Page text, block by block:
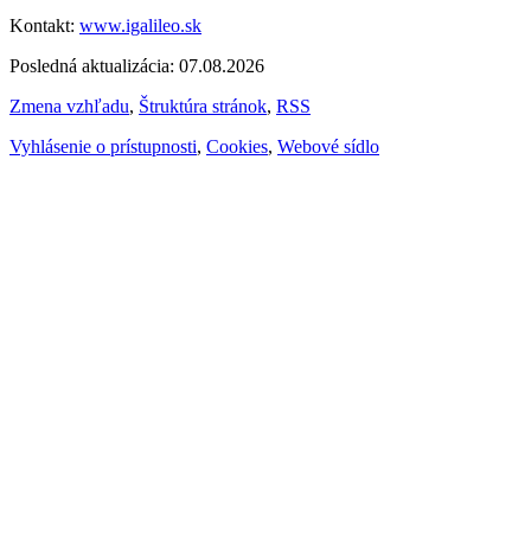
Kontakt: www.igalileo.sk
Posledná aktualizácia: 07.08.2026
Zmena vzhľadu, Štruktúra stránok, RSS
Vyhlásenie o prístupnosti, Cookies, Webové sídlo